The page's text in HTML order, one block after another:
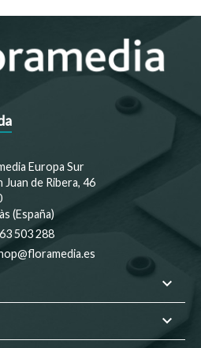
Europa Sur
Juan de Ribera, 46
(España)
503 288

